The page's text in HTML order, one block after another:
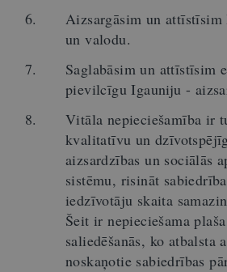
Aizsargāsim un
un valodu.
Saglabāsim un attīstīsim
pievilcīgu Igauniju -
Vitāla nepieciešamība ir
kvalitatīvu un
aizsardzības un sociālās
sistēmu, risināt
iedzīvotāju skaita
Šeit ir nepieciešama
saliedēšanās, ko atbalsta
noskaņotie sabiedrības